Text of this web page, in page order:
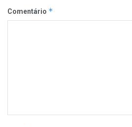
Comentário *